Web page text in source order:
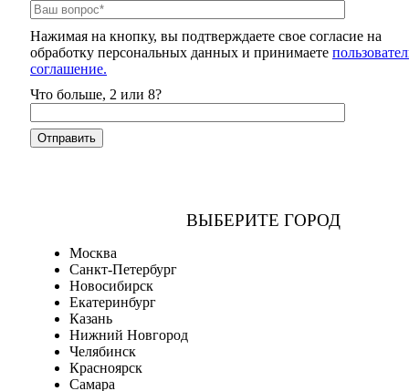
Нажимая на кнопку, вы подтверждаете свое согласие на
обработку персональных данных и принимаете
соглашение.
Что больше, 2 или 8?
ВЫБЕРИТЕ ГОРОД
Москва
Санкт-Петербург
Новосибирск
Екатеринбург
Казань
Нижний Новгород
Челябинск
Красноярск
Самара